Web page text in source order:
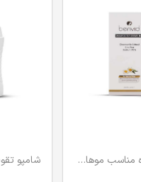
شامپو تقویت کننده مناسب موهای چرب بنوید